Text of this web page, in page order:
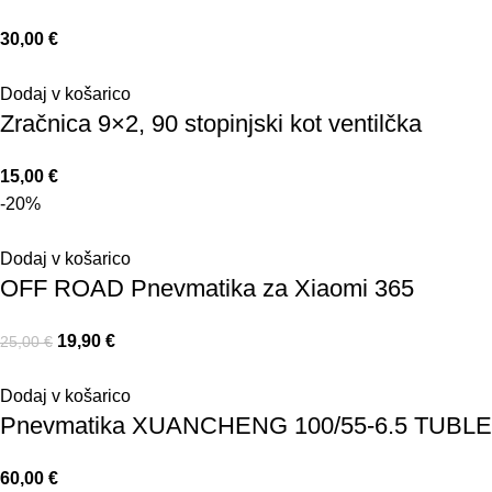
30,00 €
Dodaj v košarico
Zračnica 9×2, 90 stopinjski kot ventilčka
15,00 €
-20%
Dodaj v košarico
OFF ROAD Pnevmatika za Xiaomi 365
25,00€ 19,90 €
Dodaj v košarico
Pnevmatika XUANCHENG 100/55-6.5
60,00 €